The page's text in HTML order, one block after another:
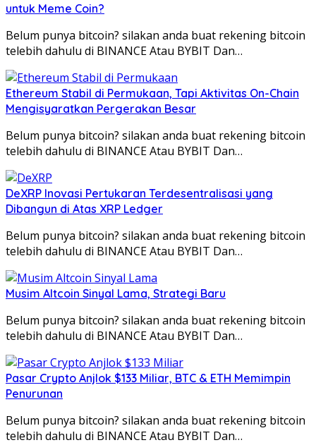
untuk Meme Coin?
Belum punya bitcoin? silakan anda buat rekening bitcoin
telebih dahulu di BINANCE Atau BYBIT Dan…
Ethereum Stabil di Permukaan, Tapi Aktivitas On-Chain
Mengisyaratkan Pergerakan Besar
Belum punya bitcoin? silakan anda buat rekening bitcoin
telebih dahulu di BINANCE Atau BYBIT Dan…
DeXRP Inovasi Pertukaran Terdesentralisasi yang
Dibangun di Atas XRP Ledger
Belum punya bitcoin? silakan anda buat rekening bitcoin
telebih dahulu di BINANCE Atau BYBIT Dan…
Musim Altcoin Sinyal Lama, Strategi Baru
Belum punya bitcoin? silakan anda buat rekening bitcoin
telebih dahulu di BINANCE Atau BYBIT Dan…
Pasar Crypto Anjlok $133 Miliar, BTC & ETH Memimpin
Penurunan
Belum punya bitcoin? silakan anda buat rekening bitcoin
telebih dahulu di BINANCE Atau BYBIT Dan…